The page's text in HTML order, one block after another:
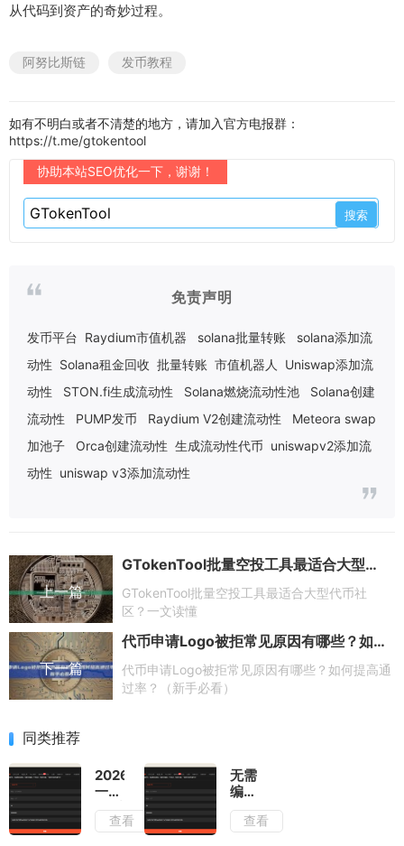
从代码到资产的奇妙过程。
阿努比斯链 发币教程
如有不明白或者不清楚的地方，请加入官方电报群：
https://t.me/gtokentool
协助本站SEO优化一下，谢谢！
免责声明
发币平台 Raydium市值机器 solana批量转账
solana添加流
动性 Solana租金回收 批量转账 市值机器人
Uniswap添加流
动性
STON.fi生成流动性 Solana燃烧流动性池
Solana创建
流动性
PUMP发币 Raydium V2创建流动性
Meteora swap
加池子
Orca创建流动性 生成流动性代币 uniswapv2添加流
动性 uniswap v3添加流动性
上一篇
GTokenTool批量空投工具最适合大型代币社区？一文读懂
GTokenTool批量空投工具最适合大型代币社
区？一文读懂
下一篇
代币申请Logo被拒常见原因有哪些？如何提高通过率？（新手必看）
代币申请Logo被拒常见原因有哪些？如何提高通
过率？（新手必看）
同类推荐
2026
一键
发币
终极
查看
无需
编
程，
3分查看